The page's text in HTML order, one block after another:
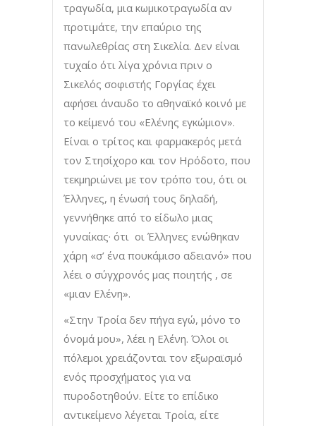
τραγωδία, μια κωμικοτραγωδία αν
προτιμάτε, την επαύριο της
πανωλεθρίας στη Σικελία. Δεν είναι
τυχαίο ότι λίγα χρόνια πριν ο
Σικελός σοφιστής Γοργίας έχει
αφήσει άναυδο το αθηναϊκό κοινό με
το κείμενό του «Ελένης εγκώμιον».
Είναι ο τρίτος και φαρμακερός μετά
τον Στησίχορο και τον Ηρόδοτο, που
τεκμηριώνει με τον τρόπο του, ότι οι
Έλληνες, η ένωσή τους δηλαδή,
γεννήθηκε από το είδωλο μιας
γυναίκας· ότι οι Έλληνες ενώθηκαν
χάρη «σ’ ένα πουκάμισο αδειανό» που
λέει ο σύγχρονός μας ποιητής , σε
«μιαν Ελένη».
«Στην Τροία δεν πήγα εγώ, μόνο το
όνομά μου», λέει η Ελένη. Όλοι οι
πόλεμοι χρειάζονται τον εξωραϊσμό
ενός προσχήματος για να
πυροδοτηθούν. Είτε το επίδικο
αντικείμενο λέγεται Τροία, είτε